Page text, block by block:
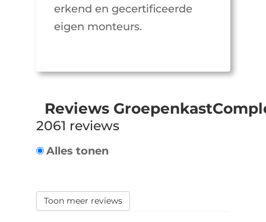
erkend en gecertificeerde
eigen monteurs.
Reviews
2061 reviews
Alles tonen
Toon meer reviews